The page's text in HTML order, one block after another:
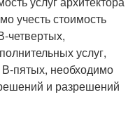
учесть стоимость
четвертых,
услуг,
В-пятых, необходимо
и разрешений